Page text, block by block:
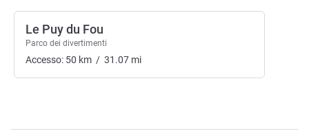
Le Puy du Fou
Parco dei divertimenti
Accesso: 50 km / 31.07 mi